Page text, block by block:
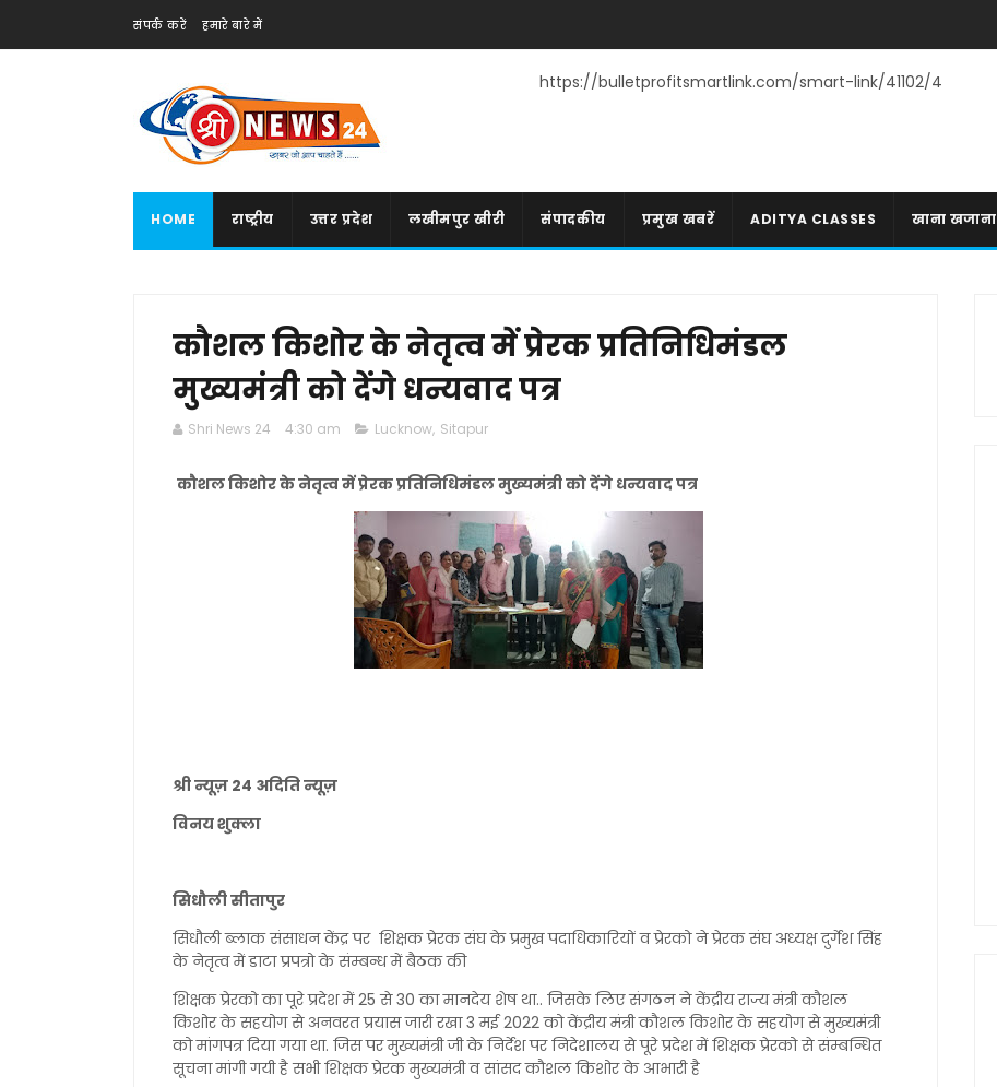
संपर्क करें हमारे बारे में
https://bulletprofitsmartlink.com/smart-link/41102/4
HOME राष्ट्रीय उत्तर प्रदेश लखीमपुर खीरी संपादकीय प्रमुख खबरें ADITYA CLASSES खाना खजाना
कौशल किशोर के नेतृत्व में प्रेरक प्रतिनिधिमंडल
मुख्यमंत्री को देंगे धन्यवाद पत्र
Shri News 24 4:30 am Lucknow, Sitapur
कौशल किशोर के नेतृत्व में प्रेरक प्रतिनिधिमंडल मुख्यमंत्री को देंगे धन्यवाद पत्र
श्री न्यूज़ 24 अदिति न्यूज़
विनय शुक्ला
सिधौली सीतापुर
सिधौली ब्लाक संसाधन केंद्र पर शिक्षक प्रेरक संघ के प्रमुख पदाधिकारियों व प्रेरको ने प्रेरक संघ अध्यक्ष दुर्गेश सिंह
के नेतृत्व में डाटा प्रपत्रो के संम्बन्ध में बैठक की
शिक्षक प्रेरको का पूरे प्रदेश में 25 से 30 का मानदेय शेष था.. जिसके लिए संगठन ने केंद्रीय राज्य मंत्री कौशल
किशोर के सहयोग से अनवरत प्रयास जारी रखा 3 मई 2022 को केंद्रीय मंत्री कौशल किशोर के सहयोग से मुख्यमंत्री
को मांगपत्र दिया गया था. जिस पर मुख्यमंत्री जी के निर्देश पर निदेशालय से पूरे प्रदेश में शिक्षक प्रेरको से संम्बन्धित
सूचना मांगी गयी है सभी शिक्षक प्रेरक मुख्यमंत्री व सांसद कौशल किशोर के आभारी है